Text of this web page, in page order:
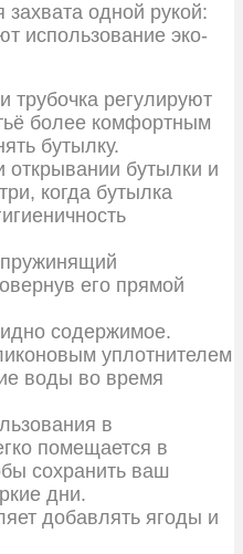
одной рукой:
использование эко-
трубочка регулируют
более комфортным
бутылку.
открывании бутылки и
когда бутылка
его прямой
содержимое.
уплотнителем
воды во время
в
помещается в
сохранить ваш
дни.
добавлять ягоды и